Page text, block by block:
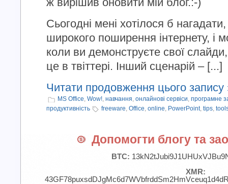
Сьогодні мені хотілося б
широкого поширення інтернету, і
коли ви демонструєте свої
це в твіттері. Інший сценарій – [...]
Читати продовження цього запису
MS Office, Wow!, навчання, онлайнові сервіси, програмне
продуктивність
freeware, Office, online, PowerPoint, tips,
Допомогти блогу та
BTC:
XMR: